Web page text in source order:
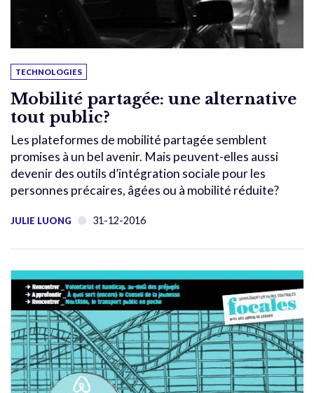
TECHNOLOGIES
Mobilité partagée: une alternative
tout public?
Les plateformes de mobilité partagée semblent
promises à un bel avenir. Mais peuvent-elles aussi
devenir des outils d’intégration sociale pour les
personnes précaires, âgées ou à mobilité réduite?
JULIE LUONG 31-12-2016